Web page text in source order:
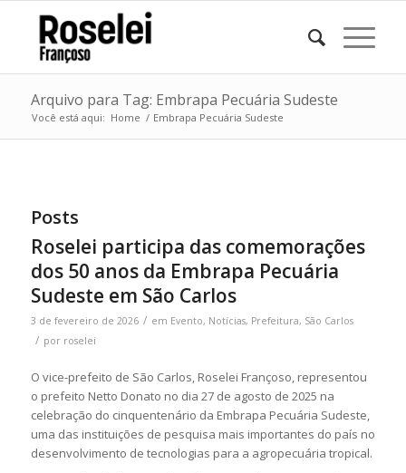
Arquivo para Tag: Embrapa Pecuária Sudeste
Você está aqui: Home / Embrapa Pecuária Sudeste
Posts
Roselei participa das comemorações
dos 50 anos da Embrapa Pecuária
Sudeste em São Carlos
3 de fevereiro de 2026 / em Evento, Notícias, Prefeitura, São Carlos
/ por roselei
O vice-prefeito de São Carlos, Roselei Françoso, representou
o prefeito Netto Donato no dia 27 de agosto de 2025 na
celebração do cinquentenário da Embrapa Pecuária Sudeste,
uma das instituições de pesquisa mais importantes do país no
desenvolvimento de tecnologias para a agropecuária tropical.